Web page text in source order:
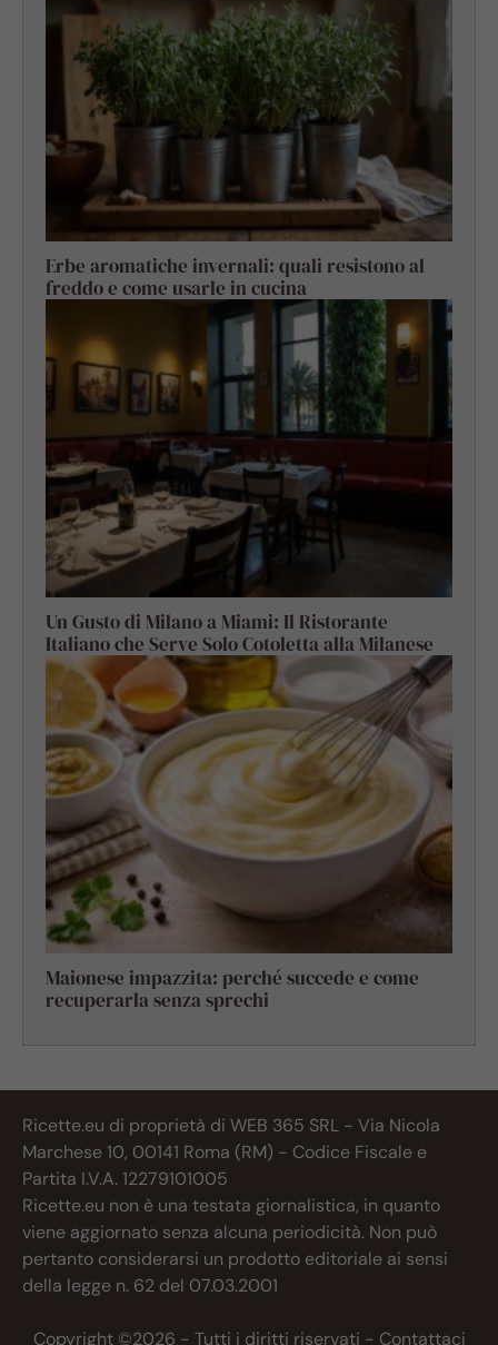
Erbe aromatiche invernali: quali resistono al
freddo e come usarle in cucina
Un Gusto di Milano a Miami: Il Ristorante
Italiano che Serve Solo Cotoletta alla Milanese
Maionese impazzita: perché succede e come
recuperarla senza sprechi
Ricette.eu di proprietà di WEB 365 SRL - Via Nicola
Marchese 10, 00141 Roma (RM) - Codice Fiscale e
Partita I.V.A. 12279101005
Ricette.eu non è una testata giornalistica, in quanto
viene aggiornato senza alcuna periodicità. Non può
pertanto considerarsi un prodotto editoriale ai sensi
della legge n. 62 del 07.03.2001
Copyright ©2026 - Tutti i diritti riservati - Contattaci